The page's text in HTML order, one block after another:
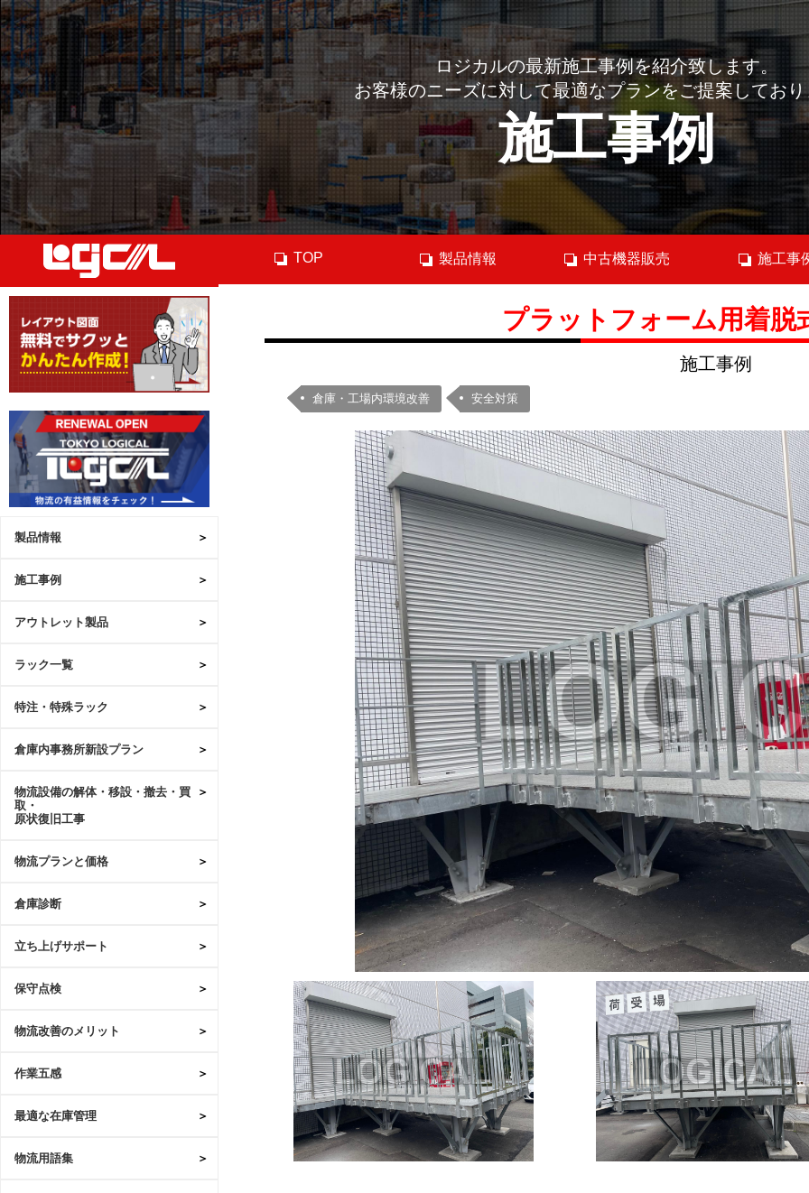
ロジカルの最新施工事例を紹介致します。
お客様のニーズに対して最適なプランをご提案してお
施工事例
製品情報
施工事例
アウトレット製品
ラック一覧
特注・特殊ラック
倉庫内事務所新設プラン
物流設備の解体・移設・撤去・買
取・
原状復旧工事
物流プランと価格
倉庫診断
立ち上げサポート
保守点検
物流改善のメリット
作業五感
最適な在庫管理
物流用語集
TOP 製品情報 中古機器販売 施工事
プラットフォーム用着
施工事例
倉庫・工場内環境改善 安全対策